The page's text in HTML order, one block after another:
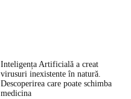
Inteligența Artificială a creat
virusuri inexistente în natură.
Descoperirea care poate schimba
medicina